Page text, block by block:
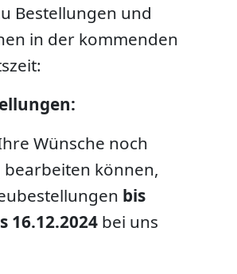
Bestellungen und
in der kommenden
Wünsche noch
können,
bis
16.12.2024 bei uns